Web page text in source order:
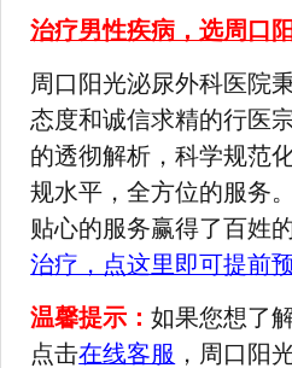
治疗男性疾病，选周口
周口阳光泌尿外科医院
态度和诚信求精的行医
的透彻解析，科学规范
规水平，全方位的服务
贴心的服务赢得了百姓的
治疗，点这里即可提前
温馨提示：如果您想了
点击在线客服 ，周口阳